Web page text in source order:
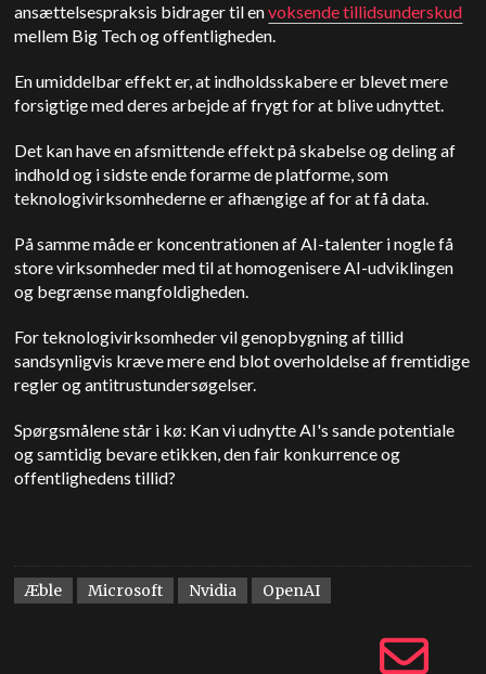
ansættelsespraksis bidrager til envoksende tillidsunderskud
mellem Big Tech og offentligheden.
En umiddelbar effekt er, at indholdsskabere er blevet mere
forsigtige med deres arbejde af frygt for at blive udnyttet.
Det kan have en afsmittende effekt på skabelse og deling af
indhold og i sidste ende forarme de platforme, som
teknologivirksomhederne er afhængige af for at få data.
På samme måde er koncentrationen af AI-talenter i nogle få
store virksomheder med til at homogenisere AI-udviklingen
og begrænse mangfoldigheden.
For teknologivirksomheder vil genopbygning af tillid
sandsynligvis kræve mere end blot overholdelse af fremtidige
regler og antitrustundersøgelser.
Spørgsmålene står i kø: Kan vi udnytte AI's sande potentiale
og samtidig bevare etikken, den fair konkurrence og
offentlighedens tillid?
Æble Microsoft Nvidia OpenAI